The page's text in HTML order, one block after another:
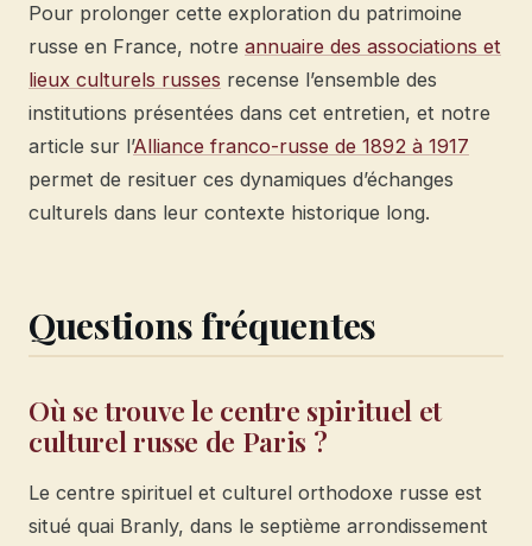
Pour prolonger cette exploration du patrimoine
russe en France, notre annuaire des associations et
lieux culturels russes recense l’ensemble des
institutions présentées dans cet entretien, et notre
article sur l’Alliance franco-russe de 1892 à 1917
permet de resituer ces dynamiques d’échanges
culturels dans leur contexte historique long.
Questions fréquentes
Où se trouve le centre spirituel et
culturel russe de Paris ?
Le centre spirituel et culturel orthodoxe russe est
situé quai Branly, dans le septième arrondissement